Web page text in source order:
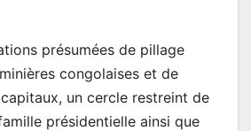
présumées de pillage
congolaises et de
un cercle restreint de
présidentielle ainsi que